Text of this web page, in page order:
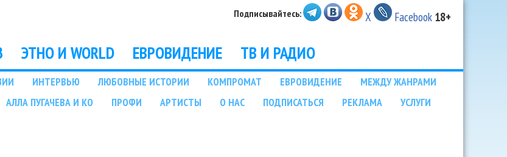
Подписывайтесь: X Facebook 18+
ЭТНО И WORLD ЕВРОВИДЕНИЕ ТВ И РАДИО
ИНТЕРВЬЮ ЛЮБОВНЫЕ ИСТОРИИ КОМПРОМАТ ЕВРОВИДЕНИЕ
МЕЖДУ ЖАНРАМИ
АЛЛА ПУГАЧЕВА И КО ПРОФИ АРТИСТЫ О НАС ПОДПИСАТЬСЯ РЕКЛАМА
УСЛУГИ